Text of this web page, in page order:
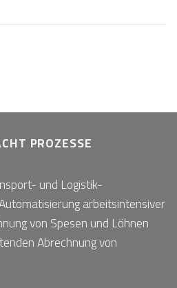
PROZESSE
und Logistik-
arbeitsintensiver
von Spesen und Löhnen
Abrechnung von